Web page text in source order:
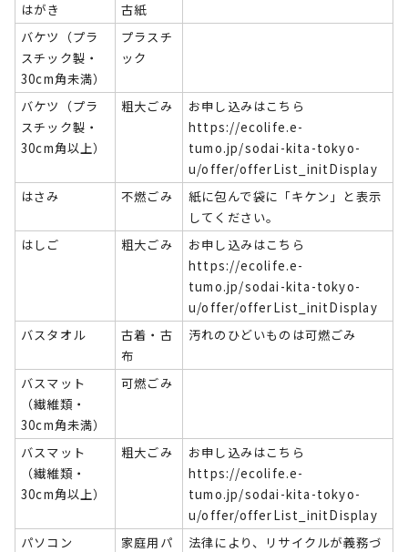
はがき
古紙
バケツ（プラ
スチック製・
30cm角未満）
プラスチ
ック
バケツ（プラ
スチック製・
30cm角以上）
粗大ごみ
お申し込みはこちら
https://ecolife.e-
tumo.jp/sodai-kita-tokyo-
u/offer/offerList_initDisplay
はさみ
不燃ごみ
紙に包んで袋に「キケン」と表示
してください。
はしご
粗大ごみ
お申し込みはこちら
https://ecolife.e-
tumo.jp/sodai-kita-tokyo-
u/offer/offerList_initDisplay
バスタオル
古着・古
布
汚れのひどいものは可燃ごみ
バスマット
（繊維類・
30cm角未満）
可燃ごみ
バスマット
（繊維類・
30cm角以上）
粗大ごみ
お申し込みはこちら
https://ecolife.e-
tumo.jp/sodai-kita-tokyo-
u/offer/offerList_initDisplay
パソコン
家庭用パ
法律により、リサイクルが義務づ